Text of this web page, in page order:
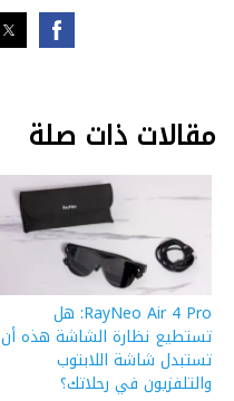
مقالات ذات صلة
RayNeo Air 4 Pro: هل
تستطيع نظارة الشاشة هذه أن
تستبدل شاشة اللابتوب
والتلفزيون في رحلاتك؟